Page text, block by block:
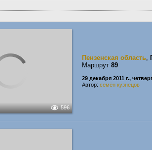
596
Пензенская область,
Маршрут 89
29 декабря 2011 г.,
Автор: семён кузнецов